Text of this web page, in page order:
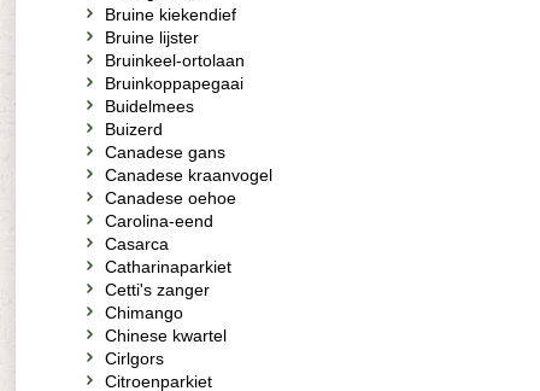
Bruine kiekendief
Bruine lijster
Bruinkeel-ortolaan
Bruinkoppapegaai
Buidelmees
Buizerd
Canadese gans
Canadese kraanvogel
Canadese oehoe
Carolina-eend
Casarca
Catharinaparkiet
Cetti's zanger
Chimango
Chinese kwartel
Cirlgors
Citroenparkiet